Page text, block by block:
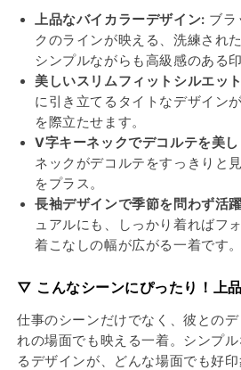
ン
ク
バ
イ
カ
ラ
ー
キ
ー
ネ
ッ
ク
リ
ム
フ
ィ
ン
ク
バ
イ
カ
ラ
ー
キ
ネ
ッ
ク
リ
フ
ィ
上品なバイカラーデザイン: ブラ
クのラインが映える、洗練され
シンプルながらも高級感のある
美しいスリムフィットシルエッ
に引き立てるタイトなデザイン
を際立たせます。
V字キーネックでデコルテを美
ネックがデコルテをすっきりと
をプラス。
長袖デザインで季節を問わず活
ュアルにも、しっかり着ればフ
着こなしの幅が広がる一着です。
▽ こんなシーンにぴったり！上
仕事のシーンだけでなく、彼との
れの場面でも映える一着。シンプ
るデザインが、どんな場面でも好印